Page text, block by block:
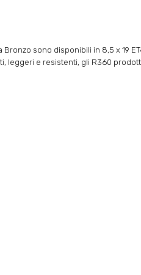
sono disponibili in 8,5 x 19
leggeri e resistenti, gli R360